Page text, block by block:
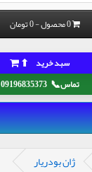
0 محصول - 0 تومان
تماس📞
09196835373
سبد خرید ⬆
ژان بودریار